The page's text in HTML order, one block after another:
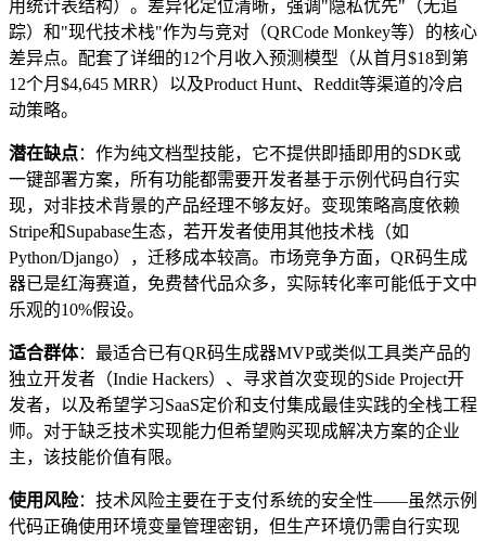
用统计表结构）。差异化定位清晰，强调"隐私优先"（无追
踪）和"现代技术栈"作为与竞对（QRCode Monkey等）的核心
差异点。配套了详细的12个月收入预测模型（从首月$18到第
12个月$4,645 MRR）以及Product Hunt、Reddit等渠道的冷启
动策略。
潜在缺点：作为纯文档型技能，它不提供即插即用的SDK或
一键部署方案，所有功能都需要开发者基于示例代码自行实
现，对非技术背景的产品经理不够友好。变现策略高度依赖
Stripe和Supabase生态，若开发者使用其他技术栈（如
Python/Django），迁移成本较高。市场竞争方面，QR码生成
器已是红海赛道，免费替代品众多，实际转化率可能低于文中
乐观的10%假设。
适合群体：最适合已有QR码生成器MVP或类似工具类产品的
独立开发者（Indie Hackers）、寻求首次变现的Side Project开
发者，以及希望学习SaaS定价和支付集成最佳实践的全栈工程
师。对于缺乏技术实现能力但希望购买现成解决方案的企业
主，该技能价值有限。
使用风险：技术风险主要在于支付系统的安全性——虽然示例
代码正确使用环境变量管理密钥，但生产环境仍需自行实现